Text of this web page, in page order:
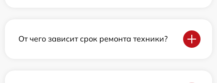
От чего зависит срок ремонта техники?